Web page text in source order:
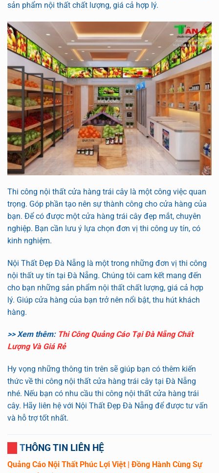
sản phẩm nội thất chất lượng, giá cả hợp lý.
Thi công nội thất cửa hàng trái cây là một công việc quan
trọng. Góp phần tạo nên sự thành công cho cửa hàng của
bạn. Để có được một cửa hàng trái cây đẹp mắt, chuyên
nghiệp. Bạn cần lưu ý lựa chọn đơn vị thi công uy tín, có
kinh nghiệm.
Nội Thất Đẹp Đà Nẵng là một trong những đơn vị thi công
nội thất uy tín tại Đà Nẵng. Chúng tôi cam kết mang đến
cho bạn những sản phẩm nội thất chất lượng, giá cả hợp
lý. Giúp cửa hàng của bạn trở nên nổi bật, thu hút khách
hàng.
>> Xem thêm: Thi Công Quảng Cáo Tại Đà Nẵng Chất
Lượng Và Giá Rẻ
Hy vọng những thông tin trên sẽ giúp bạn có thêm kiến
thức về thi công nội thất cửa hàng trái cây tại Đà Nẵng
nhé. Nếu bạn có nhu cầu thi công nội thất cửa hàng trái
cây. Hãy liên hệ với Nội Thất Đẹp Đà Nẵng để được tư vấn
và hỗ trợ tốt nhất.
THÔNG TIN LIÊN HỆ
Quảng Cáo Nội Thất Phúc Lợi Việt | Đồng Hành Cùng Sự